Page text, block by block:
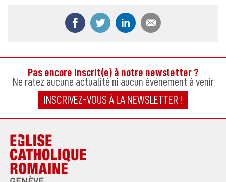
Partager ce contenu sur Facebook
Partager ce contenu sur Twitter
Partager ce contenu
Pas encore inscrit(e) à notre newsletter ?
Ne ratez aucune actualité ni aucun événement à venir
INSCRIVEZ-VOUS À LA NEWSLETTER !